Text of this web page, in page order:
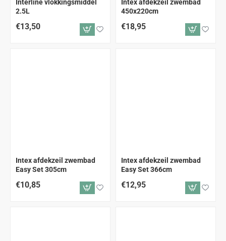
Interline vlokkingsmiddel
2.5L
€13,50
Intex afdekzeil zwembad
450x220cm
€18,95
Intex afdekzeil zwembad
Easy Set 305cm
€10,85
Intex afdekzeil zwembad
Easy Set 366cm
€12,95